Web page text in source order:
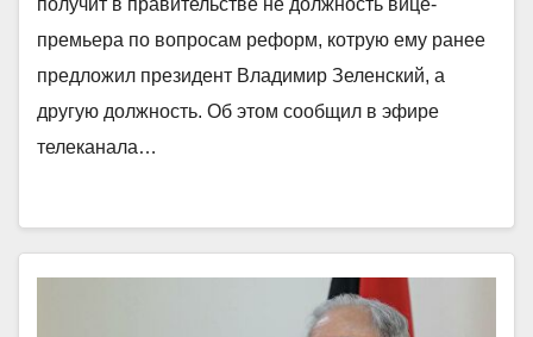
премьера по вопросам реформ, котрую ему ранее
предложил президент Владимир Зеленский, а
другую должность. Об этом сообщил в эфире
телеканала…